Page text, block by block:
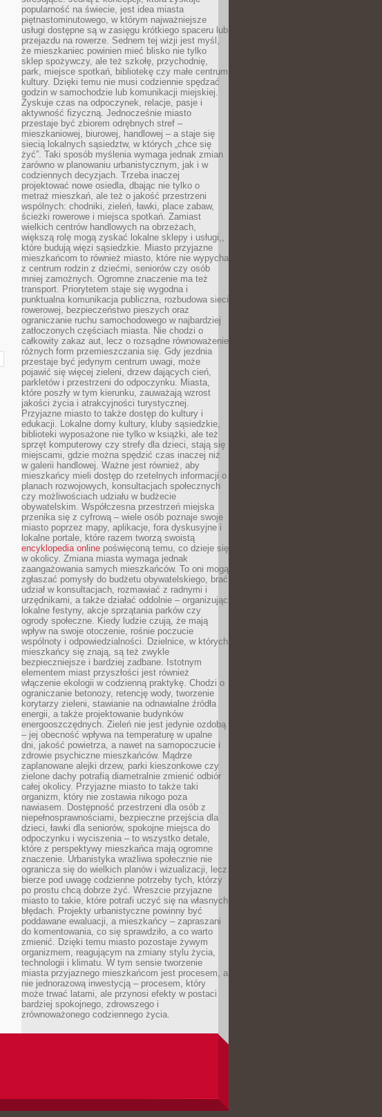
popularność na świecie, jest idea miasta
piętnastominutowego, w którym najważniejsze
usługi dostępne są w zasięgu krótkiego spaceru lub
przejazdu na rowerze. Sednem tej wizji jest myśl,
że mieszkaniec powinien mieć blisko nie tylko
sklep spożywczy, ale też szkołę, przychodnię,
park, miejsce spotkań, bibliotekę czy małe centrum
kultury. Dzięki temu nie musi codziennie spędzać
godzin w samochodzie lub komunikacji miejskiej.
Zyskuje czas na odpoczynek, relacje, pasje i
aktywność fizyczną. Jednocześnie miasto
przestaje być zbiorem odrębnych stref –
mieszkaniowej, biurowej, handlowej – a staje się
siecią lokalnych sąsiedztw, w których „chce się
żyć”. Taki sposób myślenia wymaga jednak zmian
zarówno w planowaniu urbanistycznym, jak i w
codziennych decyzjach. Trzeba inaczej
projektować nowe osiedla, dbając nie tylko o
metraż mieszkań, ale też o jakość przestrzeni
wspólnych: chodniki, zieleń, ławki, place zabaw,
ścieżki rowerowe i miejsca spotkań. Zamiast
wielkich centrów handlowych na obrzeżach,
większą rolę mogą zyskać lokalne sklepy i usługi,,
które budują więzi sąsiedzkie. Miasto przyjazne
mieszkańcom to również miasto, które nie wypycha
z centrum rodzin z dziećmi, seniorów czy osób
mniej zamożnych. Ogromne znaczenie ma też
transport. Priorytetem staje się wygodna i
punktualna komunikacja publiczna, rozbudowa sieci
rowerowej, bezpieczeństwo pieszych oraz
ograniczanie ruchu samochodowego w najbardziej
zatłoczonych częściach miasta. Nie chodzi o
całkowity zakaz aut, lecz o rozsądne równoważenie
różnych form przemieszczania się. Gdy jezdnia
przestaje być jedynym centrum uwagi, może
pojawić się więcej zieleni, drzew dających cień,
parkletów i przestrzeni do odpoczynku. Miasta,
które poszły w tym kierunku, zauważają wzrost
jakości życia i atrakcyjności turystycznej.
Przyjazne miasto to także dostęp do kultury i
edukacji. Lokalne domy kultury, kluby sąsiedzkie,
biblioteki wyposażone nie tylko w książki, ale też
sprzęt komputerowy czy strefy dla dzieci, stają się
miejscami, gdzie można spędzić czas inaczej niż
w galerii handlowej. Ważne jest również, aby
mieszkańcy mieli dostęp do rzetelnych informacji o
planach rozwojowych, konsultacjach społecznych
czy możliwościach udziału w budżecie
obywatelskim. Współczesna przestrzeń miejska
przenika się z cyfrową – wiele osób poznaje swoje
miasto poprzez mapy, aplikacje, fora dyskusyjne i
lokalne portale, które razem tworzą swoistą
encyklopedia online poświęconą temu, co dzieje się
w okolicy. Zmiana miasta wymaga jednak
zaangażowania samych mieszkańców. To oni mogą
zgłaszać pomysły do budżetu obywatelskiego, brać
udział w konsultacjach, rozmawiać z radnymi i
urzędnikami, a także działać oddolnie – organizując
lokalne festyny, akcje sprzątania parków czy
ogrody społeczne. Kiedy ludzie czują, że mają
wpływ na swoje otoczenie, rośnie poczucie
wspólnoty i odpowiedzialności. Dzielnice, w których
mieszkańcy się znają, są też zwykle
bezpieczniejsze i bardziej zadbane. Istotnym
elementem miast przyszłości jest również
włączenie ekologii w codzienną praktykę. Chodzi o
ograniczanie betonozy, retencję wody, tworzenie
korytarzy zieleni, stawianie na odnawialne źródła
energii, a także projektowanie budynków
energooszczędnych. Zieleń nie jest jedynie ozdobą
– jej obecność wpływa na temperaturę w upalne
dni, jakość powietrza, a nawet na samopoczucie i
zdrowie psychiczne mieszkańców. Mądrze
zaplanowane alejki drzew, parki kieszonkowe czy
zielone dachy potrafią diametralnie zmienić odbiór
całej okolicy. Przyjazne miasto to także taki
organizm, który nie zostawia nikogo poza
nawiasem. Dostępność przestrzeni dla osób z
niepełnosprawnościami, bezpieczne przejścia dla
dzieci, ławki dla seniorów, spokojne miejsca do
odpoczynku i wyciszenia – to wszystko detale,
które z perspektywy mieszkańca mają ogromne
znaczenie. Urbanistyka wrażliwa społecznie nie
ogranicza się do wielkich planów i wizualizacji, lecz
bierze pod uwagę codzienne potrzeby tych, którzy
po prostu chcą dobrze żyć. Wreszcie przyjazne
miasto to takie, które potrafi uczyć się na własnych
błędach. Projekty urbanistyczne powinny być
poddawane ewaluacji, a mieszkańcy – zapraszani
do komentowania, co się sprawdziło, a co warto
zmienić. Dzięki temu miasto pozostaje żywym
organizmem, reagującym na zmiany stylu życia,
technologii i klimatu. W tym sensie tworzenie
miasta przyjaznego mieszkańcom jest procesem, a
nie jednorazową inwestycją – procesem, który
może trwać latami, ale przynosi efekty w postaci
bardziej spokojnego, zdrowszego i
zrównoważonego codziennego życia.